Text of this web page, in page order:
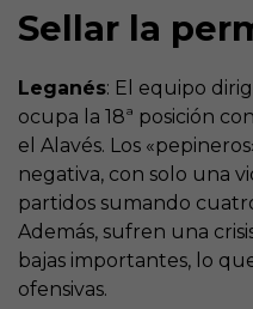
Sellar la
Leganés: El equipo
ocupa la 18ª posición
el Alavés. Los
negativa, con solo una
partidos sumando
Además, sufren una
bajas importantes, lo
ofensivas.